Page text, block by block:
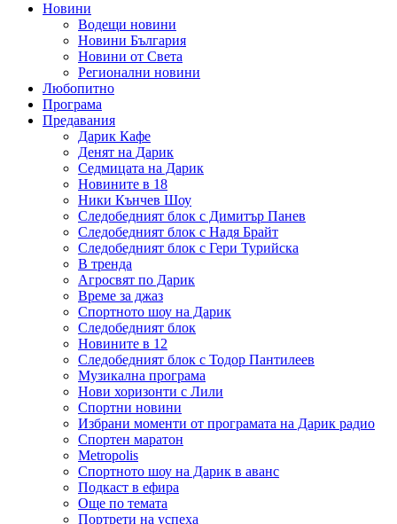
Новини
Водещи новини
Новини България
Новини от Света
Регионални новини
Любопитно
Програма
Предавания
Дарик Кафе
Денят на Дарик
Седмицата на Дарик
Новините в 18
Ники Кънчев Шоу
Следобедният блок с Димитър Панев
Следобедният блок с Надя Брайт
Следобедният блок с Гери Турийска
В тренда
Агросвят по Дарик
Време за джаз
Спортното шоу на Дарик
Следобедният блок
Новините в 12
Следобедният блок с Тодор Пантилеев
Музикална програма
Нови хоризонти с Лили
Спортни новини
Избрани моменти от програмата на Дарик радио
Спортен маратон
Metropolis
Спортното шоу на Дарик в аванс
Подкаст в ефира
Още по темата
Портрети на успеха